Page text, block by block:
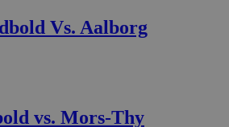
Vs. Aalborg
vs. Mors-Thy